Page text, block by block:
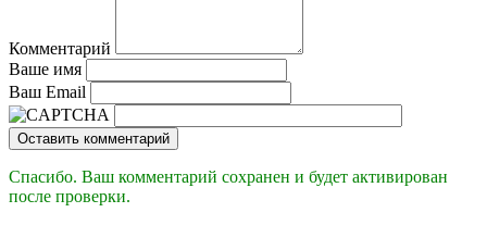
Комментарий
Ваше имя
Ваш Email
Оставить комментарий
Спасибо. Ваш комментарий сохранен и будет активирован
после проверки.